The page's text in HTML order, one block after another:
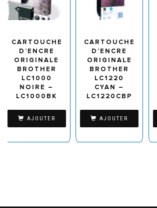
CARTOUCHE
D’ENCRE
ORIGINALE
BROTHER
LC1000
NOIRE –
LC1000BK
AJOUTER
CARTOUCHE
D’ENCRE
ORIGINALE
BROTHER
LC1220
CYAN –
LC1220CBP
AJOUTER